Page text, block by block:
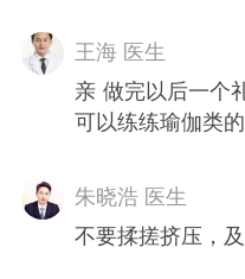
王海 医生
亲 做完以后一个
可以练练瑜伽类的
朱晓浩 医生
不要揉搓挤压，